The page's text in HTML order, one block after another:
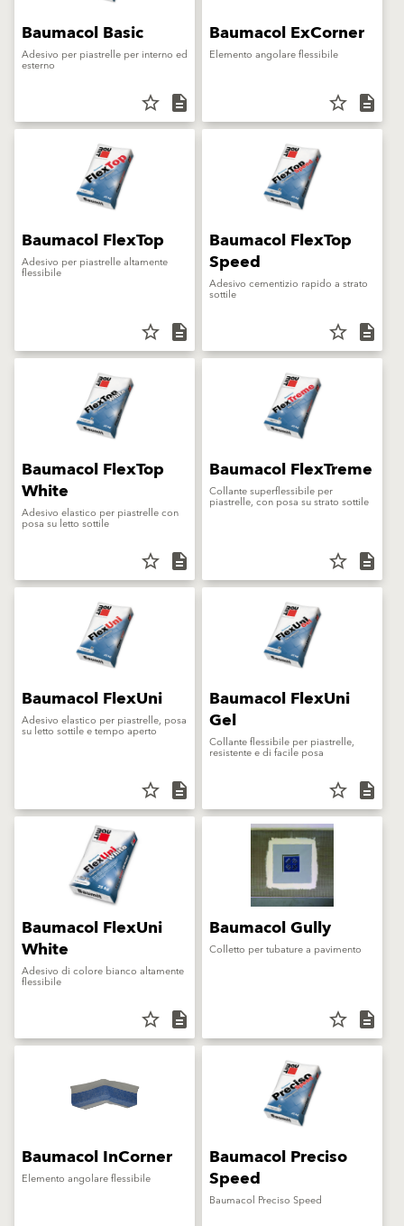
Baumacol Basic
Adesivo per piastrelle per interno ed
esterno
star_border description
Baumacol ExCorner
Elemento angolare flessibile
star_border description
Baumacol FlexTop
Adesivo per piastrelle altamente
flessibile
star_border description
Baumacol FlexTop
Speed
Adesivo cementizio rapido a strato
sottile
star_border description
Baumacol FlexTop
White
Adesivo elastico per piastrelle con
posa su letto sottile
star_border description
Baumacol FlexTreme
Collante superflessibile per
piastrelle, con posa su strato sottile
star_border description
Baumacol FlexUni
Adesivo elastico per piastrelle, posa
su letto sottile e tempo aperto
star_border description
Baumacol FlexUni
Gel
Collante flessibile per piastrelle,
resistente e di facile posa
star_border description
Baumacol FlexUni
White
Adesivo di colore bianco altamente
flessibile
star_border description
Baumacol Gully
Colletto per tubature a pavimento
star_border description
Baumacol InCorner
Elemento angolare flessibile
Baumacol Preciso
Speed
Baumacol Preciso Speed